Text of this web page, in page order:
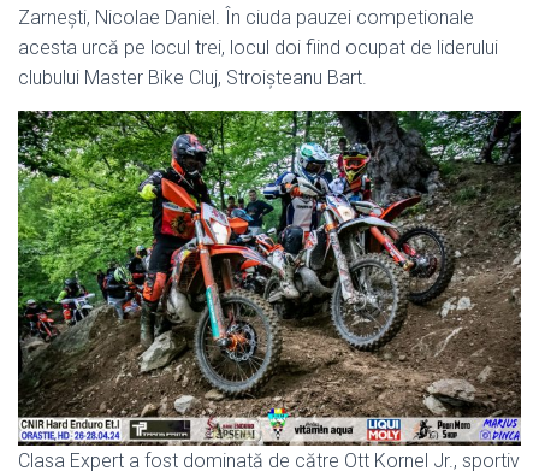
Zarnești, Nicolae Daniel. În ciuda pauzei competionale
acesta urcă pe locul trei, locul doi fiind ocupat de liderului
clubului Master Bike Cluj, Stroișteanu Bart.
Clasa Expert a fost dominată de către Ott Kornel Jr., sportiv